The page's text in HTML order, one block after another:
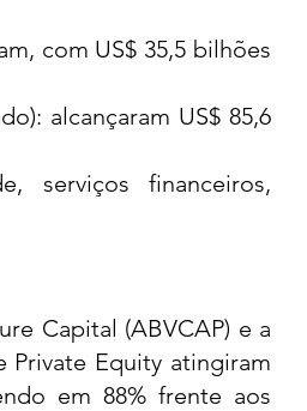
com US$ 35,5 bilhões
alcançaram US$ 85,6
serviços financeiros,
Capital (ABVCAP) e a
Private Equity atingiram
em 88% frente aos